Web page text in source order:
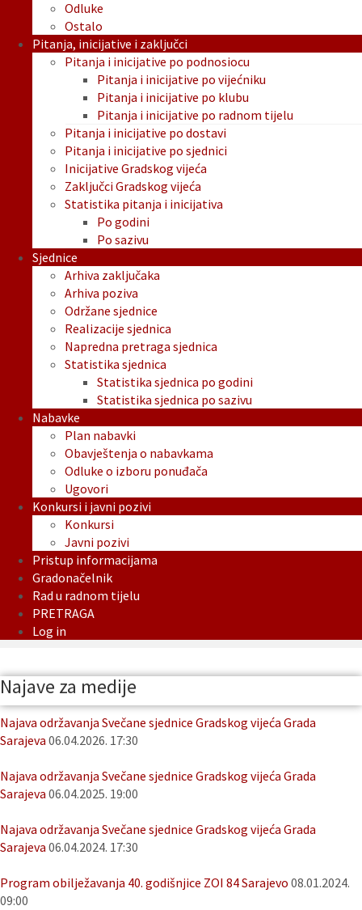
Odluke
Ostalo
Pitanja, inicijative i zaključci
Pitanja i inicijative po podnosiocu
Pitanja i inicijative po vijećniku
Pitanja i inicijative po klubu
Pitanja i inicijative po radnom tijelu
Pitanja i inicijative po dostavi
Pitanja i inicijative po sjednici
Inicijative Gradskog vijeća
Zaključci Gradskog vijeća
Statistika pitanja i inicijativa
Po godini
Po sazivu
Sjednice
Arhiva zaključaka
Arhiva poziva
Održane sjednice
Realizacije sjednica
Napredna pretraga sjednica
Statistika sjednica
Statistika sjednica po godini
Statistika sjednica po sazivu
Nabavke
Plan nabavki
Obavještenja o nabavkama
Odluke o izboru ponuđača
Ugovori
Konkursi i javni pozivi
Konkursi
Javni pozivi
Pristup informacijama
Gradonačelnik
Rad u radnom tijelu
PRETRAGA
Log in
Najave za medije
Najava održavanja Svečane sjednice Gradskog vijeća Grada
Sarajeva 06.04.2026. 17:30
Najava održavanja Svečane sjednice Gradskog vijeća Grada
Sarajeva 06.04.2025. 19:00
Najava održavanja Svečane sjednice Gradskog vijeća Grada
Sarajeva 06.04.2024. 17:30
Program obilježavanja 40. godišnjice ZOI 84 Sarajevo 08.01.2024.
09:00